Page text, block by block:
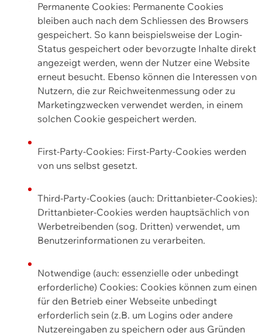
Permanente Cookies: Permanente Cookies
bleiben auch nach dem Schliessen des Browsers
gespeichert. So kann beispielsweise der Login-
Status gespeichert oder bevorzugte Inhalte direkt
angezeigt werden, wenn der Nutzer eine Website
erneut besucht. Ebenso können die Interessen von
Nutzern, die zur Reichweitenmessung oder zu
Marketingzwecken verwendet werden, in einem
solchen Cookie gespeichert werden.
First-Party-Cookies: First-Party-Cookies werden
von uns selbst gesetzt.
Third-Party-Cookies (auch: Drittanbieter-Cookies):
Drittanbieter-Cookies werden hauptsächlich von
Werbetreibenden (sog. Dritten) verwendet, um
Benutzerinformationen zu verarbeiten.
Notwendige (auch: essenzielle oder unbedingt
erforderliche) Cookies: Cookies können zum einen
für den Betrieb einer Webseite unbedingt
erforderlich sein (z.B. um Logins oder andere
Nutzereingaben zu speichern oder aus Gründen